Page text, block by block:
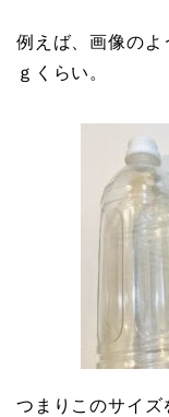
例えば、画像のよ
ｇくらい。
つまりこのサイズ